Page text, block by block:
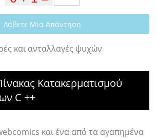
Λάβετε Μια Απάντηση
και ανταλλαγές ψυχών
Κατακερματισμού
C ++
και ένα από τα αγαπημένα